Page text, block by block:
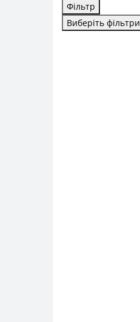
Фільтр
Виберіть фільтри